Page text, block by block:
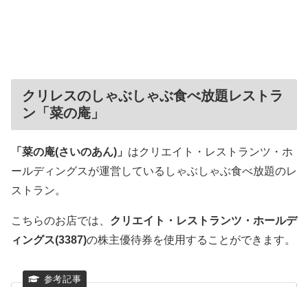
クリレスのしゃぶしゃぶ食べ放題レストラ
ン「菜の庵」
「菜の庵(さいのあん)」 はクリエイト・レストランツ・ホ
ールディングスが運営しているしゃぶしゃぶ食べ放題のレ
ストラン。
こちらのお店では、 クリエイト・レストランツ・ホールデ
ィングス(3387)の株主優待券を使用することができます。